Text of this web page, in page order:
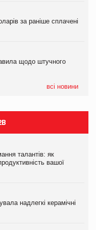
за раніше сплачені
щодо штучного
всі новини
з’явилися
вироби на
щодо штучного
компенсацію за
талантів: як
вашої
надлегкі керамічні